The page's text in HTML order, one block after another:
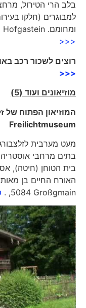
בלב הרי הטירול,
למבוגרים (חלקו
ומחומם. Wilflingplatz 1, Bad Hofgastein.
<<<
רוצים לשכור רכב
<<<
מוזיאונים ועוד (5)
המוזיאון הפתוח של
Freilichtmuseum
בתים מרחבי אוסטריה
בית הטוחן (חיטה),
5084 Großgmain, .